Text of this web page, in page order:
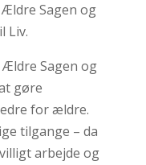
Sagen og
Liv.
Sagen og
gøre
for ældre.
tilgange – da
arbejde og